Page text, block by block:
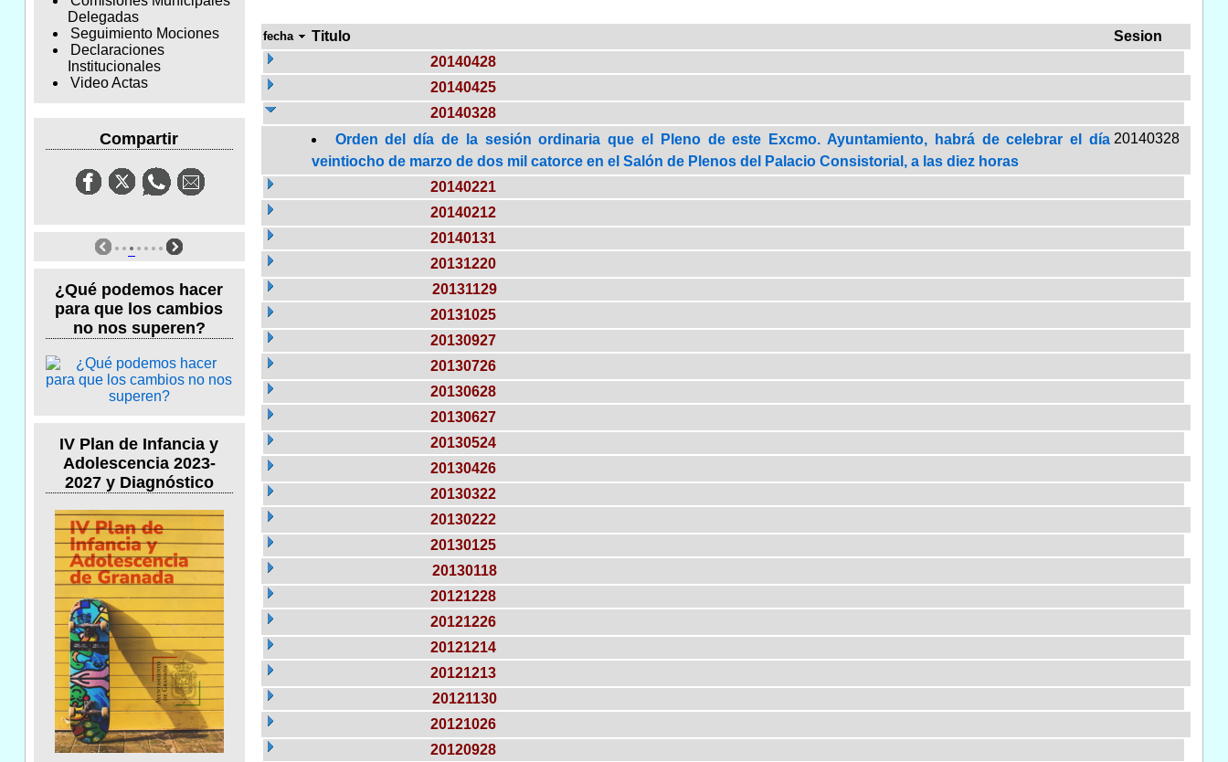
Delegadas
Seguimiento Mociones
Declaraciones
Institucionales
Video Actas
Compartir
¿Qué podemos hacer
para que los cambios
no nos superen?
IV Plan de Infancia y
Adolescencia 2023-
2027 y Diagnóstico
fecha Titulo
Sesion
20140428
20140425
20140328
Orden del día de la sesión ordinaria que el Pleno de este Excmo. Ayuntamiento, habrá de celebrar el día
veintiocho de marzo de dos mil catorce en el Salón de Plenos del Palacio Consistorial, a las diez horas
20140328
20140221
20140212
20140131
20131220
20131129
20131025
20130927
20130726
20130628
20130627
20130524
20130426
20130322
20130222
20130125
20130118
20121228
20121226
20121214
20121213
20121130
20121026
20120928